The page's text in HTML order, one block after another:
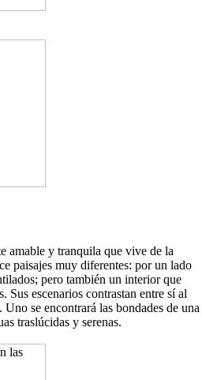
amable y tranquila que vive de la
paisajes muy diferentes: por un lado
pero también un interior que
Sus escenarios contrastan entre sí al
se encontrará las bondades de una
traslúcidas y serenas.